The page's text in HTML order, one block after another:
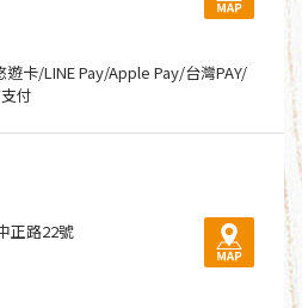
卡/LINE Pay/Apple Pay/台灣PAY/
付
正路22號